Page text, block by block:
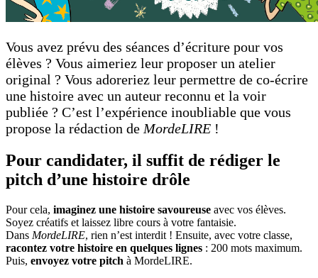
Vous avez prévu des séances d’écriture pour vos
élèves ? Vous aimeriez leur proposer un atelier
original ? Vous adoreriez leur permettre de co-écrire
une histoire avec un auteur reconnu et la voir
publiée ? C’est l’expérience inoubliable que vous
propose la rédaction de MordeLIRE !
Pour candidater, il suffit de rédiger le
pitch d’une histoire drôle
Pour cela, imaginez une histoire savoureuse avec vos élèves.
Soyez créatifs et laissez libre cours à votre fantaisie.
Dans MordeLIRE, rien n’est interdit ! Ensuite, avec votre classe,
racontez votre histoire en quelques lignes : 200 mots maximum.
Puis, envoyez votre pitch à MordeLIRE.